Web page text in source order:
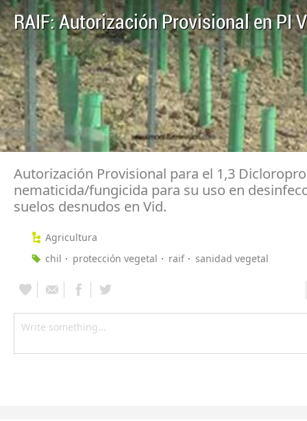
RAIF: Autorización Provisional en PI
Autorización Provisional para el 1,3
nematicida/fungicida para su uso en
suelos desnudos en Vid.
Agricultura
chil
protección vegetal raif sanidad vegetal